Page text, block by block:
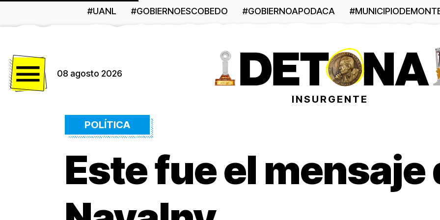
#UANL #GOBIERNOESCOBEDO #GOBIERNOAPODACA
08 agosto 2026
INSURGENTE
POLÍTICA
Este fue el mensaje